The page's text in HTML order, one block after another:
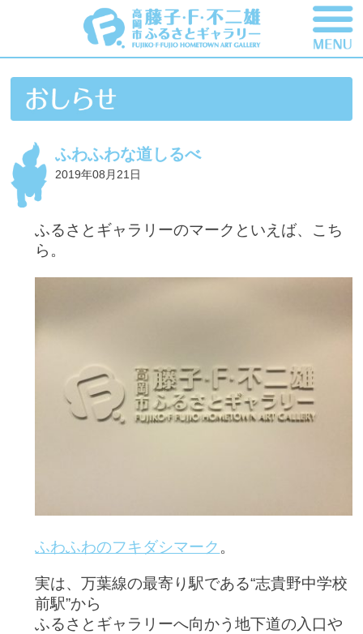
ふわふわな道しるべ
2019年08月21日
ふるさとギャラリーのマークといえば、こち
ら。
ふわふわのフキダシマーク 。
実は、万葉線の最寄り駅である“志貴野中学校
前駅”から
ふるさとギャラリーへ向かう地下道の入口や